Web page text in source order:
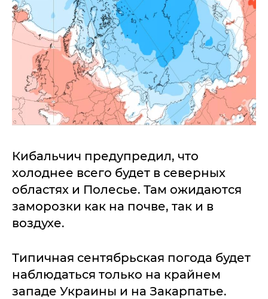
Кибальчич предупредил, что
холоднее всего будет в северных
областях и Полесье. Там ожидаются
заморозки как на почве, так и в
воздухе.
Типичная сентябрьская погода будет
наблюдаться только на крайнем
западе Украины и на Закарпатье.